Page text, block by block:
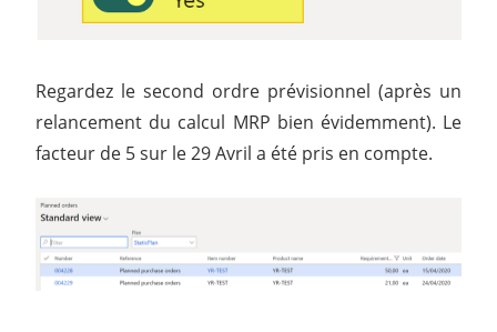
Regardez le second ordre prévisionnel (après un
relancement du calcul MRP bien évidemment). Le
facteur de 5 sur le 29 Avril a été pris en compte.